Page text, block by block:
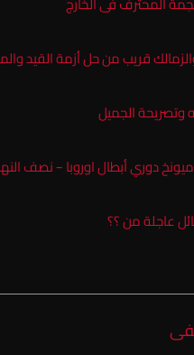
قريب من حل أزمة القيد
وتصريحة الجميل
دوري أبطال اوروبا – نصف
عاجلة من ؟؟